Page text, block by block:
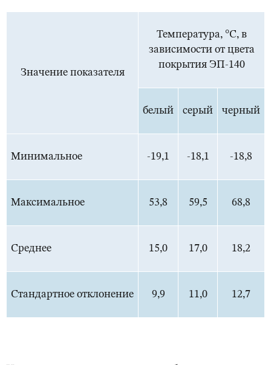
Значение показателя
Температура, °С, в
зависимости от цвета
покрытия ЭП-140
белый серый черный
Минимальное -19,1 -18,1 -18,8
Максимальное 53,8 59,5 68,8
Среднее 15,0 17,0 18,2
Стандартное отклонение 9,9 11,0 12,7